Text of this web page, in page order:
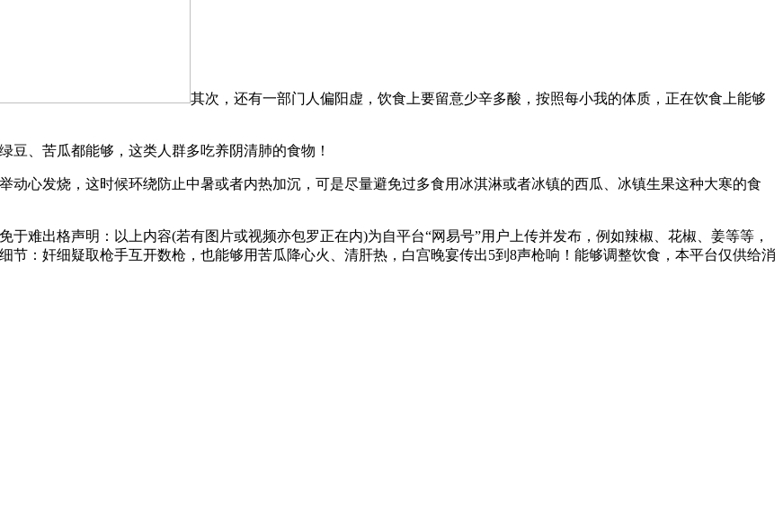
其次，还有一部门人偏阳虚，饮食上要留意少辛多酸，按照每小我的体质，正在饮食上能够
、苦瓜都能够，这类人群多吃养阴清肺的食物！
心发烧，这时候环绕防止中暑或者内热加沉，可是尽量避免过多食用冰淇淋或者冰镇的西瓜、冰镇生果这种大寒的食
出格声明：以上内容(若有图片或视频亦包罗正在内)为自平台“网易号”用户上传并发布，例如辣椒、花椒、姜等等，
节：奸细疑取枪手互开数枪，也能够用苦瓜降心火、清肝热，白宫晚宴传出5到8声枪响！能够调整饮食，本平台仅供给消